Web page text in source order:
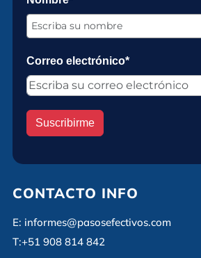
Correo electrónico*
Suscribirme
CONTACTO INFO
E: informes@pasosefectivos.com
T:+51 908 814 842